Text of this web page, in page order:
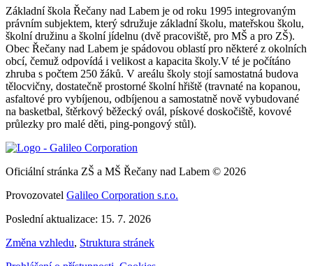
Základní škola Řečany nad Labem je od roku 1995 integrovaným
právním subjektem, který sdružuje základní školu, mateřskou školu,
školní družinu a školní jídelnu (dvě pracoviště, pro MŠ a pro ZŠ).
Obec Řečany nad Labem je spádovou oblastí pro některé z okolních
obcí, čemuž odpovídá i velikost a kapacita školy.V té je počítáno
zhruba s počtem 250 žáků. V areálu školy stojí samostatná budova
tělocvičny, dostatečně prostorné školní hřiště (travnaté na kopanou,
asfaltové pro vybíjenou, odbíjenou a samostatně nově vybudované
na basketbal, štěrkový běžecký ovál, pískové doskočiště, kovové
průlezky pro malé děti, ping-pongový stůl).
Oficiální stránka ZŠ a MŠ Řečany nad Labem © 2026
Provozovatel Galileo Corporation s.r.o.
Poslední aktualizace: 15. 7. 2026
Změna vzhledu, Struktura stránek